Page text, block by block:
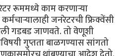
रूममध्ये काम करणार्‍या
जनरेटरची फ्रिक्वेंसी
गडबड जाणवते. तो वेणूशी
गुप्तता बाळगण्यास सांगतो